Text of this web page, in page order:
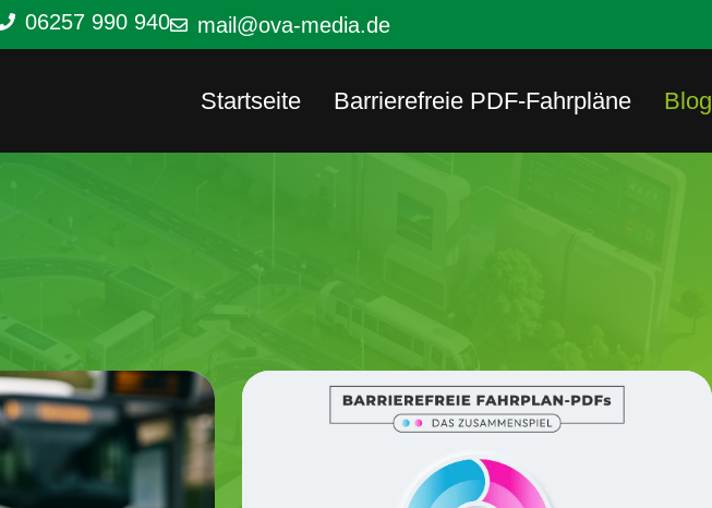
06257 990 940 mail@ova-media.de
Startseite Barrierefreie PDF-Fahrpläne Blog